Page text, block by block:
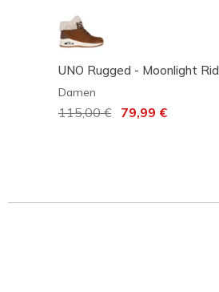
UNO Rugged - Moonlight
Damen
Reduziert von
115,00 € auf
79,99 €